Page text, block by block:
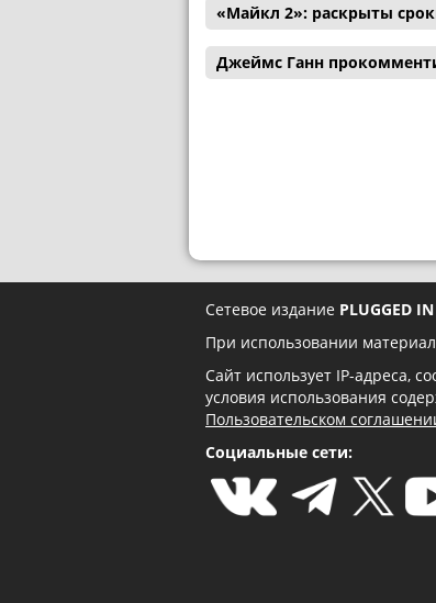
«Майкл 2»: раскрыты
Джеймс Ганн
Сетевое издание PLUGGED
При использовании
Сайт использует IP-адреса,
условия использования
Пользовательском
Социальные сети: